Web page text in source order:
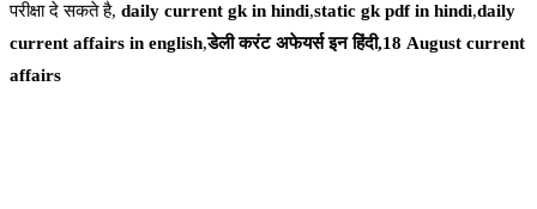
परीक्षा दे सकते है, daily current gk in hindi,static gk pdf in hindi,daily
current affairs in english,डेली करंट अफेयर्स इन हिंदी,18 August current
affairs